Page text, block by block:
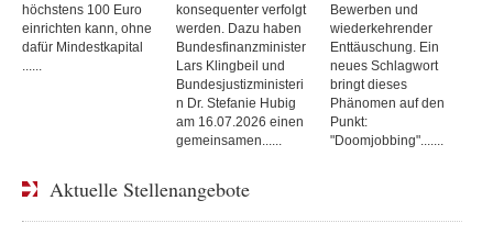
höchstens 100 Euro
einrichten kann, ohne
dafür Mindestkapital
konsequenter verfolgt
werden. Dazu haben
Bundesfinanzminister
Lars Klingbeil und
Bundesjustizministeri
n Dr. Stefanie Hubig
am 16.07.2026 einen
gemeinsamen......
Bewerben und
wiederkehrender
Enttäuschung. Ein
neues Schlagwort
bringt dieses
Phänomen auf den
Punkt:
"Doomjobbing".......
Aktuelle Stellenangebote